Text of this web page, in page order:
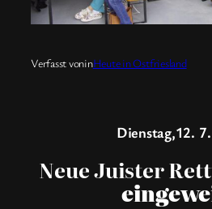
Verfasst voninHeute in Ostfriesland
Dienstag,12.
Neue Juister